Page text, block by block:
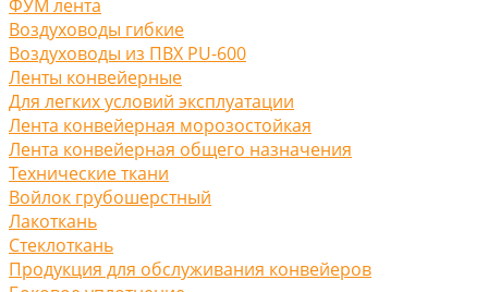
ФУМ лента
Воздуховоды гибкие
Воздуховоды из ПВХ PU-600
Ленты конвейерные
Для легких условий эксплуатации
Лента конвейерная морозостойкая
Лента конвейерная общего назначения
Технические ткани
Войлок грубошерстный
Лакоткань
Стеклоткань
Продукция для обслуживания конвейеров